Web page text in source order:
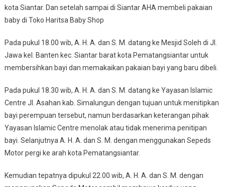
kota Siantar. Dan setelah sampai di Siantar AHA membeli pakaian
baby di Toko Haritsa Baby Shop
Pada pukul 18.00 wib, A. H. A. dan S. M. datang ke Mesjid Soleh di Jl.
Jawa kel. Banten kec. Siantar barat kota Pematangsiantar untuk
membersihkan bayi dan memakaikan pakaian bayi yang baru dibeli.
Pada pukul 18.30 wib, A. H. A. dan S. M. datang ke Yayasan Islamic
Centre Jl. Asahan kab. Simalungun dengan tujuan untuk menitipkan
bayi perempuan tersebut, namun berdasarkan keterangan pihak
Yayasan Islamic Centre menolak atau tidak menerima penitipan
bayi. Selanjutnya A. H. A. dan S. M. dengan menggunakan Sepeds
Motor pergi ke arah kota Pematangsiantar.
Kemudian tepatnya dipukul 22.00 wib, A. H. A. dan S. M. dengan